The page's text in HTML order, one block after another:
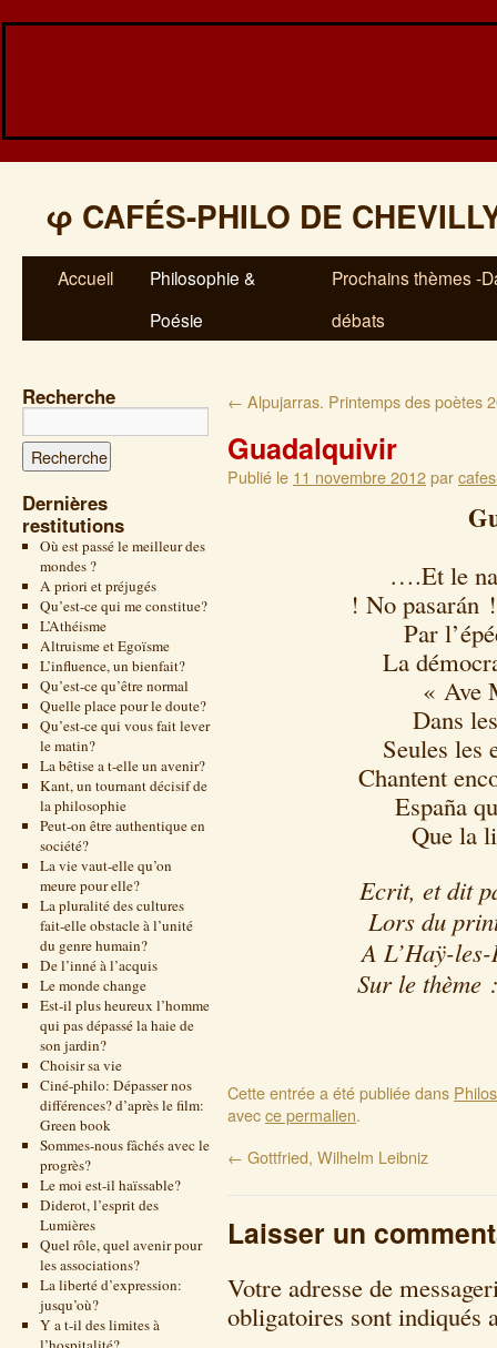
φ CAFÉS-PHILO DE
Accueil
Philosophie &
Poésie
Prochains thèmes -
débats
Recherche
Dernières
restitutions
Où est passé le meilleur des
mondes ?
A priori et préjugés
Qu’est-ce qui me constitue?
L’Athéisme
Altruisme et Egoïsme
L’influence, un bienfait?
Qu’est-ce qu’être normal
Quelle place pour le doute?
Qu’est-ce qui vous fait lever
le matin?
La bêtise a t-elle un avenir?
Kant, un tournant décisif de
la philosophie
Peut-on être authentique en
société?
La vie vaut-elle qu’on
meure pour elle?
La pluralité des cultures
fait-elle obstacle à l’unité
du genre humain?
De l’inné à l’acquis
Le monde change
Est-il plus heureux l’homme
qui pas dépassé la haie de
son jardin?
Choisir sa vie
Ciné-philo: Dépasser nos
différences? d’après le film:
Green book
Sommes-nous fâchés avec le
progrès?
Le moi est-il haïssable?
Diderot, l’esprit des
Lumières
Quel rôle, quel avenir pour
les associations?
La liberté d’expression:
jusqu’où?
Y a t-il des limites à
← Alpujarras. Printemps des poètes
Guadalquivir
Publié le 11 novembre 2012par
….Et le
! No pasarán
Par
La
« Ave
Dans
Seules les
Chantent
España
Que la
Ecrit, et dit
Lors du
A L’Haÿ-
Sur le thème
Cette entrée a été publiée dans
avecce permalien.
← Gottfried, Wilhelm Leibniz
Laisser un
Votre adresse de
obligatoires sont indiqués